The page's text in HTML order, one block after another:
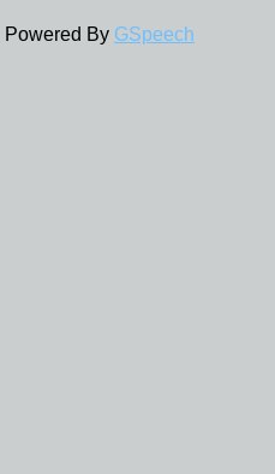
Powered By GSpeech